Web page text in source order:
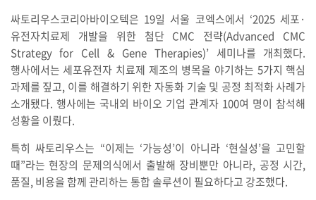
싸토리우스코리아바이오텍은 19일 서울 코엑스에서 ‘2025 세포·
유전자치료제 개발을 위한 첨단 CMC 전략(Advanced CMC
Strategy for Cell & Gene Therapies)’ 세미나를 개최했다.
행사에서는 세포유전자 치료제 제조의 병목을 야기하는 5가지 핵심
과제를 짚고, 이를 해결하기 위한 자동화 기술 및 공정 최적화 사례가
소개됐다. 행사에는 국내외 바이오 기업 관계자 100여 명이 참석해
성황을 이뤘다.
특히 싸토리우스는 “이제는 ‘가능성’이 아니라 ‘현실성’을 고민할
때”라는 현장의 문제의식에서 출발해 장비뿐만 아니라, 공정 시간,
품질, 비용을 함께 관리하는 통합 솔루션이 필요하다고 강조했다.